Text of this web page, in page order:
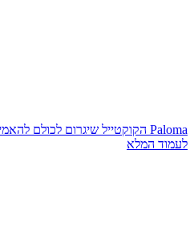
Paloma הקוקטייל שיגרום לכולם
לעמוד המלא